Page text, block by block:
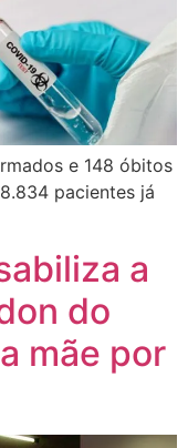
e 148 óbitos
pacientes já
a
do
mãe por